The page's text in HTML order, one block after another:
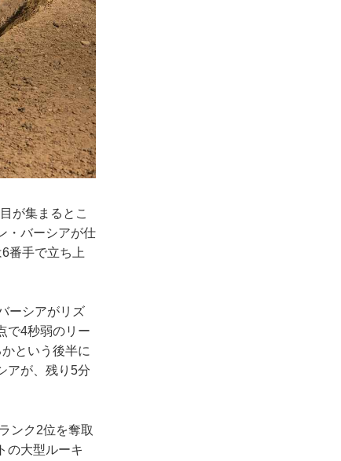
が集まるとこ
・バーシアが仕
番手で立ち上
ーシアがリズ
で4秒弱のリー
という後半に
アが、残り5分
ンク2位を奪取
の大型ルーキ